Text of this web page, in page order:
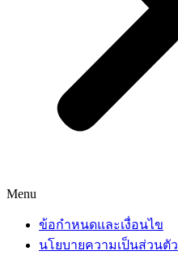
Menu
ข้อกำหนดและเงื่อนไข
นโยบายความเป็นส่วนตัว